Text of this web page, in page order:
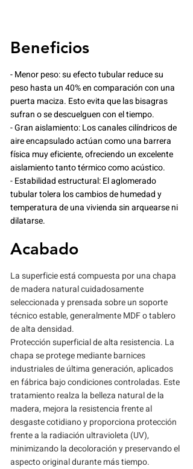
Beneficios
- Menor peso: su efecto tubular reduce su
peso hasta un 40% en comparación con una
puerta maciza. Esto evita que las bisagras
sufran o se descuelguen con el tiempo.
- Gran aislamiento: Los canales cilíndricos de
aire encapsulado actúan como una barrera
física muy eficiente, ofreciendo un excelente
aislamiento tanto térmico como acústico.
- Estabilidad estructural: El aglomerado
tubular tolera los cambios de humedad y
temperatura de una vivienda sin arquearse ni
dilatarse.
Acabado
La superficie está compuesta por una chapa
de madera natural cuidadosamente
seleccionada y prensada sobre un soporte
técnico estable, generalmente MDF o tablero
de alta densidad.
Protección superficial de alta resistencia. La
chapa se protege mediante barnices
industriales de última generación, aplicados
en fábrica bajo condiciones controladas. Este
tratamiento realza la belleza natural de la
madera, mejora la resistencia frente al
desgaste cotidiano y proporciona protección
frente a la radiación ultravioleta (UV),
minimizando la decoloración y preservando el
aspecto original durante más tiempo.